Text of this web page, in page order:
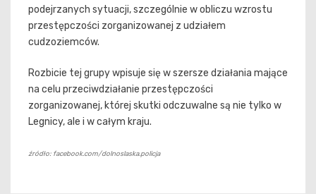
podejrzanych sytuacji, szczególnie w obliczu wzrostu
przestępczości zorganizowanej z udziałem
cudzoziemców.
Rozbicie tej grupy wpisuje się w szersze działania mające
na celu przeciwdziałanie przestępczości
zorganizowanej, której skutki odczuwalne są nie tylko w
Legnicy, ale i w całym kraju.
źródło: facebook.com/dolnoslaska.policja